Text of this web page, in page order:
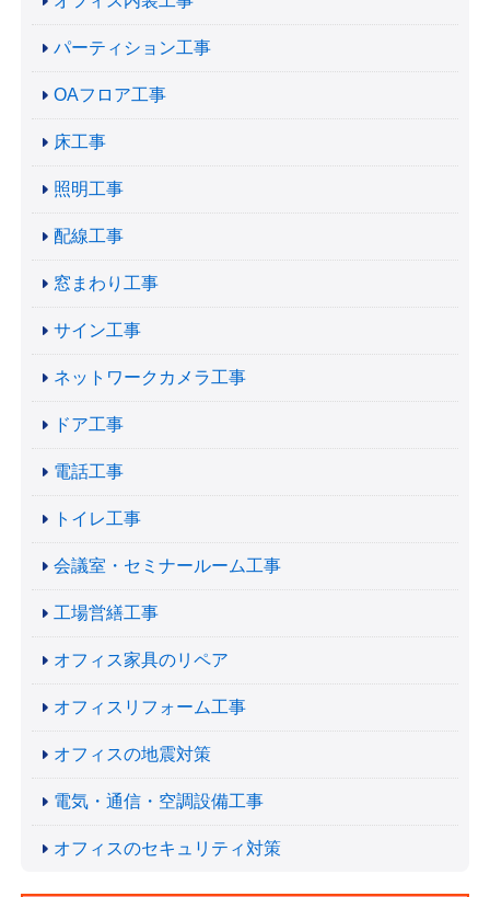
パーティション工事
OAフロア工事
床工事
照明工事
配線工事
窓まわり工事
サイン工事
ネットワークカメラ工事
ドア工事
電話工事
トイレ工事
会議室・セミナールーム工事
工場営繕工事
オフィス家具のリペア
オフィスリフォーム工事
オフィスの地震対策
電気・通信・空調設備工事
オフィスのセキュリティ対策